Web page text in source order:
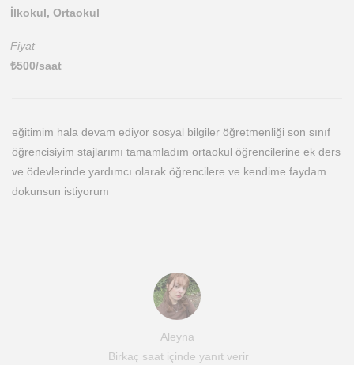
İlkokul, Ortaokul
Fiyat
₺500/saat
eğitimim hala devam ediyor sosyal bilgiler öğretmenliği son sınıf
öğrencisiyim stajlarımı tamamladım ortaokul öğrencilerine ek ders
ve ödevlerinde yardımcı olarak öğrencilere ve kendime faydam
dokunsun istiyorum
Aleyna
Birkaç saat içinde yanıt verir